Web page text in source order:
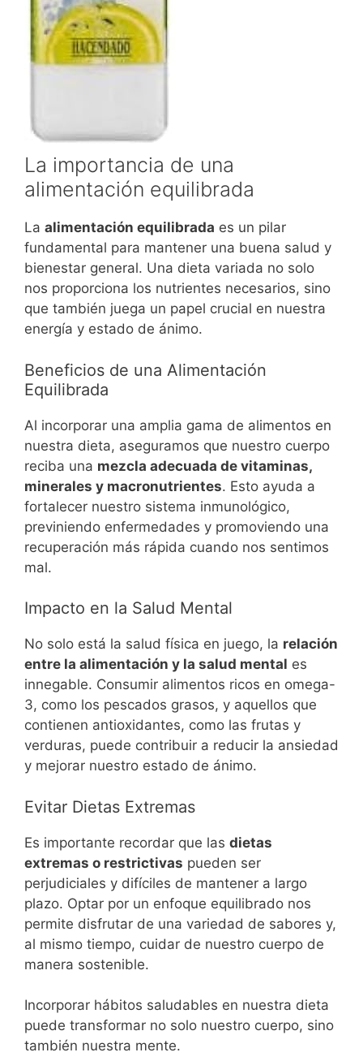
La importancia de una
alimentación equilibrada
La alimentación equilibrada es un pilar
fundamental para mantener una buena salud y
bienestar general. Una dieta variada no solo
nos proporciona los nutrientes necesarios, sino
que también juega un papel crucial en nuestra
energía y estado de ánimo.
Beneficios de una Alimentación
Equilibrada
Al incorporar una amplia gama de alimentos en
nuestra dieta, aseguramos que nuestro cuerpo
reciba una mezcla adecuada de vitaminas,
minerales y macronutrientes. Esto ayuda a
fortalecer nuestro sistema inmunológico,
previniendo enfermedades y promoviendo una
recuperación más rápida cuando nos sentimos
mal.
Impacto en la Salud Mental
No solo está la salud física en juego, la relación
entre la alimentación y la salud mental es
innegable. Consumir alimentos ricos en omega-
3, como los pescados grasos, y aquellos que
contienen antioxidantes, como las frutas y
verduras, puede contribuir a reducir la ansiedad
y mejorar nuestro estado de ánimo.
Evitar Dietas Extremas
Es importante recordar que las dietas
extremas o restrictivas pueden ser
perjudiciales y difíciles de mantener a largo
plazo. Optar por un enfoque equilibrado nos
permite disfrutar de una variedad de sabores y,
al mismo tiempo, cuidar de nuestro cuerpo de
manera sostenible.
Incorporar hábitos saludables en nuestra dieta
puede transformar no solo nuestro cuerpo, sino
también nuestra mente.